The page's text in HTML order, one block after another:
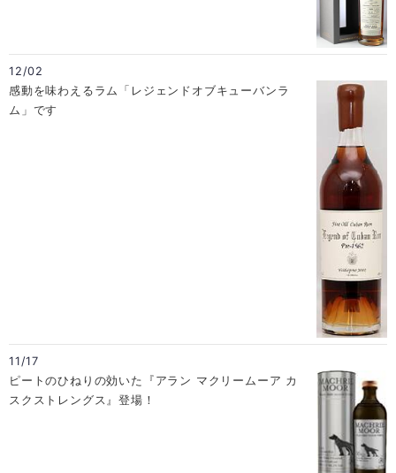
12/02
感動を味わえるラム「レジェンドオブキューバンラ
ム」です
11/17
ピートのひねりの効いた『アラン マクリームーア カ
スクストレングス』登場！